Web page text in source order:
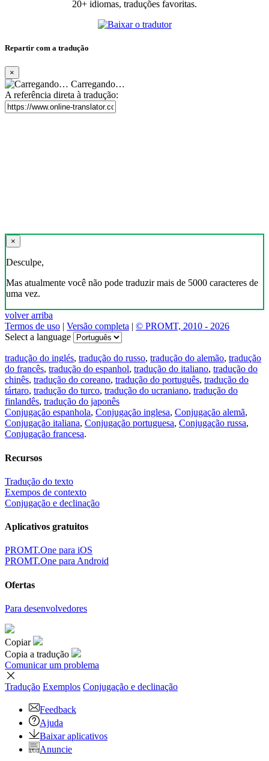
20+ idiomas, traduções favoritas.
Repartir com a tradução
×
Carregando…
A referência direta à tradução:
×
Desculpe,
Mas atualmente você não pode traduzir mais de 5000 caracteres de
uma vez.
volver arriba
Termos de uso | Versão completa | © PROMT, 2010 - 2026
Select a language
tradução do inglés, tradução do russo, tradução do alemão, tradução
do francês, tradução do espanhol, tradução do italiano, tradução do
chinês, tradução do coreano, tradução do português, tradução do
tártaro, tradução do turco, tradução do ucraniano, tradução do
finlandês, tradução do japonês
Conjugação espanhola, Conjugação inglesa, Conjugação alemã,
Conjugação italiana, Conjugação portuguesa, Conjugação russa,
Conjugação francesa.
Recursos
Tradução do texto
Exempos de contexto
Conjugação e declinação
Aplicativos gratuitos
PROMT.One para iOS
PROMT.One para Android
Ofertas
Para desenvolvedores
Copiar
Copia a tradução
Comunicar um problema
Tradução Exemplos Conjugação e declinação
Feedback
Ajuda
Baixar aplicativos
Anuncie